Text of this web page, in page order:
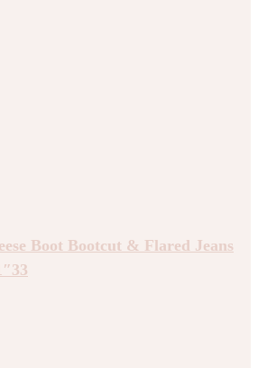
Boot Bootcut & Flared Jeans